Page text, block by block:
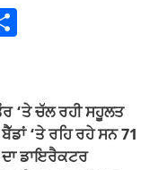
e
‘ਤੇ ਚੱਲ ਰਹੀ ਸਹੂਲਤ
‘ਤੇ ਰਹਿ ਰਹੇ ਸਨ 71
ਦਾ ਡਾਇਰੈਕਟਰ